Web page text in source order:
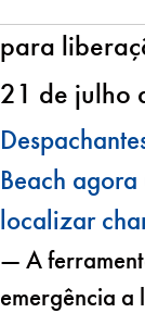
para
21 de julho
Beach
localizar
— A
emergência a